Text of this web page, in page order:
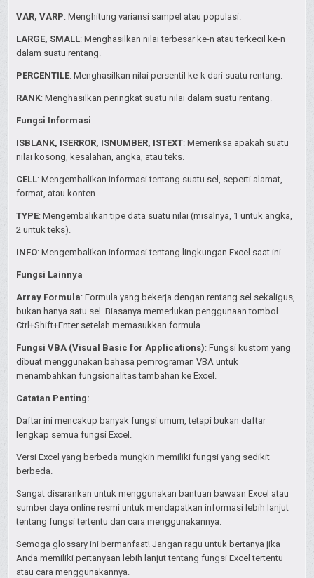
VAR, VARP: Menghitung variansi sampel atau populasi.
LARGE, SMALL: Menghasilkan nilai terbesar ke-n atau terkecil ke-n
dalam suatu rentang.
PERCENTILE: Menghasilkan nilai persentil ke-k dari suatu rentang.
RANK: Menghasilkan peringkat suatu nilai dalam suatu rentang.
Fungsi Informasi
ISBLANK, ISERROR, ISNUMBER, ISTEXT: Memeriksa apakah suatu
nilai kosong, kesalahan, angka, atau teks.
CELL: Mengembalikan informasi tentang suatu sel, seperti alamat,
format, atau konten.
TYPE: Mengembalikan tipe data suatu nilai (misalnya, 1 untuk angka,
2 untuk teks).
INFO: Mengembalikan informasi tentang lingkungan Excel saat ini.
Fungsi Lainnya
Array Formula: Formula yang bekerja dengan rentang sel sekaligus,
bukan hanya satu sel. Biasanya memerlukan penggunaan tombol
Ctrl+Shift+Enter setelah memasukkan formula.
Fungsi VBA (Visual Basic for Applications): Fungsi kustom yang
dibuat menggunakan bahasa pemrograman VBA untuk
menambahkan fungsionalitas tambahan ke Excel.
Catatan Penting:
Daftar ini mencakup banyak fungsi umum, tetapi bukan daftar
lengkap semua fungsi Excel.
Versi Excel yang berbeda mungkin memiliki fungsi yang sedikit
berbeda.
Sangat disarankan untuk menggunakan bantuan bawaan Excel atau
sumber daya online resmi untuk mendapatkan informasi lebih lanjut
tentang fungsi tertentu dan cara menggunakannya.
Semoga glossary ini bermanfaat! Jangan ragu untuk bertanya jika
Anda memiliki pertanyaan lebih lanjut tentang fungsi Excel tertentu
atau cara menggunakannya.